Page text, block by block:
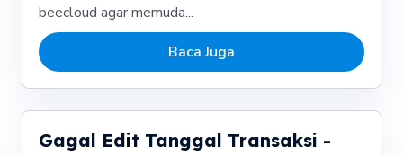
beecloud agar memuda...
Baca Juga
Gagal Edit Tanggal Transaksi -